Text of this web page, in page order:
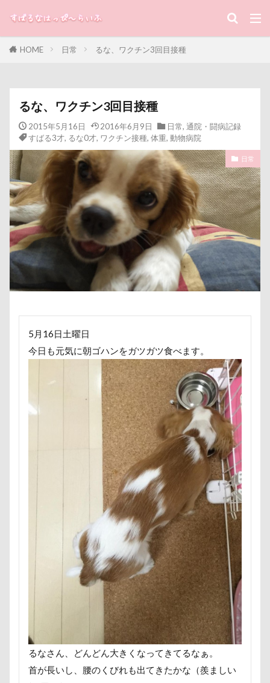
HOME 日常 るな、ワクチン3回目接種
るな、ワクチン3回目接種
2015年5月16日 2016年6月9日 日常, 通院・闘病記録
すばる3才, るな0才, ワクチン接種, 体重, 動物病院
日常
5月16日土曜日
今日も元気に朝ゴハンをガツガツ食べます。
るなさん、どんどん大きくなってきてるなぁ。
首が長いし、腰のくびれも出てきたかな（羨ましい
カテゴリー
タグ
100円ショップ 写真パネル 前橋市
初詣
出羽公園
出没！アド街ック天国
冷蔵庫
冷感ジェルマット
写真教室
写真撮影
写真加工
公園 動物殺処分ゼロ
八重桜
八街市
八ヶ岳
入間市
優玖（はるく）くん
優しい
働くおじさん
健康チェック 加湿器
動物病院
叱れない
叱るの忘れてシャッター切る
叱られた
取りあい
博物館
北海道直送
南相馬市
卒業
千里浜なぎさドライブウェイ
千葉県
千本松牧場
千ちゃん 北陸
北軽井沢
保水効果
名刺
三王山ふれあい公園
丘を越えて
世界平和
不貞寝
上越市
三陸復興国立公園
三瓶くん
中年サラリーマン
三井アウトレットパーク
万座毛
万が一の備え
一発芸
ヴィーナスフォート
ヴィンテージ
ワークショップ
ワンピース
中島フィールズ
中瀬公園
來夢（らいむ）ちゃん
代々木公園ドッグラン
作品レビューコメント
体重
体調不良
佐久穂町
似顔絵師なつき
似顔絵
似たもの父子
休日の朝
仰向け抱っこ